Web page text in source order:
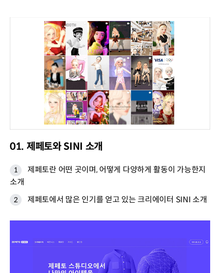
01. 제페토와 SINI 소개
제페토란 어떤 곳이며, 어떻게 다양하게 활동이 가능한지
소개
제페토에서 많은 인기를 얻고 있는 크리에이터 SINI 소개